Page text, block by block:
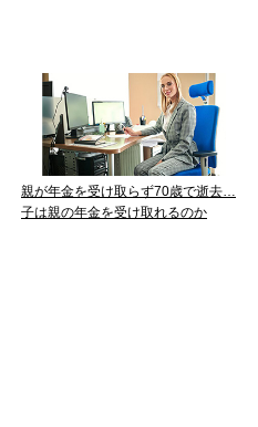
親が年金を受け取らず70歳で逝去…
子は親の年金を受け取れるのか